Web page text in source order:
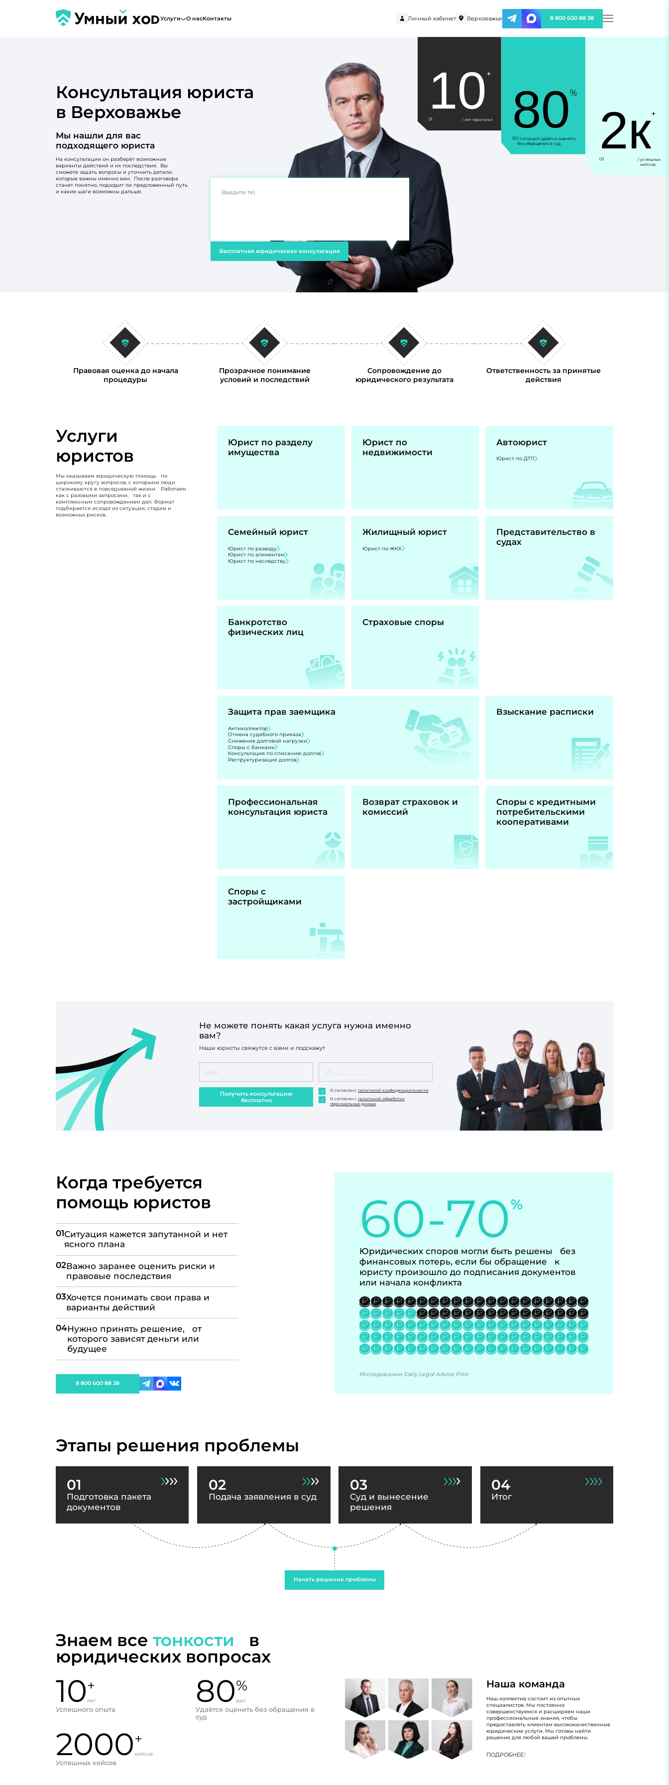
Услуги О насКонтакты Личный кабинет Верховажье 8 800 600 88 38
Консультация юриста
в Верховажье
Мы нашли для вас
подходящего юриста
На консультации он разберёт возможные
варианты действий и их последствия. Вы
сможете задать вопросы и уточнить детали,
которые важны именно вам. После разговора
станет понятно, подходит ли предложенный путь
и какие шаги возможны дальше.
Бесплатная юридическая консультация
10 +
01 / лет практики 80%
02/ ситуаций удаётся оценить
без обращения в суд
2к+
03
/ успешных
кейсов
Правовая оценка до начала
процедуры
Прозрачное понимание
условий и последствий
Сопровождение до
юридического результата
Ответственность за принятые
действия
Услуги
юристов
Мы оказываем юридическую помощь по
широкому кругу вопросов, с которыми люди
сталкиваются в повседневной жизни. Работаем
как с разовыми запросами, так и с
комплексным сопровождением дел. Формат
подбирается исходя из ситуации, стадии и
возможных рисков.
Юрист по разделу
имущества
Юрист по
недвижимости
Автоюрист
Юрист по ДТП
Семейный юрист
Юрист по разводу
Юрист по алиментам
Юрист по наследству
Жилищный юрист
Юрист по ЖКХ
Представительство в
судах
Банкротство
физических лиц
Страховые споры
Защита прав заемщика
Антиколлектор
Отмена судебного приказа
Снижение долговой нагрузки
Споры с банками
Консультация по списанию долгов
Реструктуризация долгов
Взыскание расписки
Профессиональная
консультация юриста
Возврат страховок и
комиссий
Споры с кредитными
потребительскими
кооперативами
Споры с
застройщиками
Не можете понять какая услуга нужна именно
вам?
Наши юристы свяжутся с вами и подскажут
Получить консультацию
бесплатно
Я согласен с политикой конфиденциальности
Я согласен с политикой обработки
персональных данных
Когда требуется
помощь юристов
01Ситуация кажется запутанной и нет
ясного плана
02Важно заранее оценить риски и
правовые последствия
03Хочется понимать свои права и
варианты действий
04Нужно принять решение, от
которого зависят деньги или
будущее
8 800 600 88 38
60-70%
Юридических споров могли быть решены без
финансовых потерь, если бы обращение к
юристу произошло до подписания документов
или начала конфликта
Исследовании Early Legal Advice Pilot
Этапы решения проблемы
01
Подготовка пакета
документов
02
Подача заявления в суд
03
Суд и вынесение
решения
04
Итог
Начать решение проблемы
Знаем все тонкости в
юридических вопросах
10+
лет
Успешного опыта
80%
дел
Удаётся оценить без обращения в
суд
2000+
кейсов
Успешных кейсов
Наша команда
Наш коллектив состоит из опытных
специалистов. Мы постоянно
совершенствуемся и расширяем наши
профессиональные знания, чтобы
предоставлять клиентам высококачественные
юридические услуги. Мы готовы найти
решение для любой вашей проблемы.
ПОДРОБНЕЕ